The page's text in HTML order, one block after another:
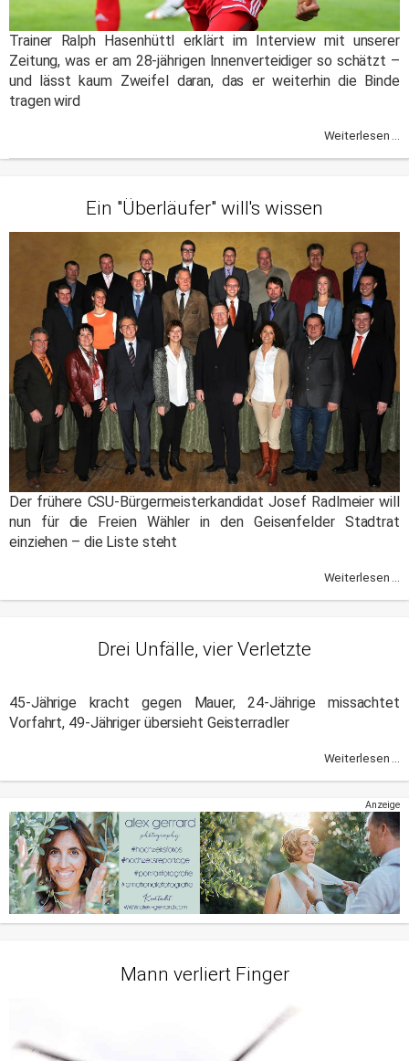
Trainer Ralph Hasenhüttl erklärt im Interview mit unserer
Zeitung, was er am 28-jährigen Innenverteidiger so schätzt –
und lässt kaum Zweifel daran, das er weiterhin die Binde
tragen wird
Weiterlesen ...
Ein "Überläufer" will's wissen
Der frühere CSU-Bürgermeisterkandidat Josef Radlmeier will
nun für die Freien Wähler in den Geisenfelder Stadtrat
einziehen – die Liste steht
Weiterlesen ...
Drei Unfälle, vier Verletzte
45-Jährige kracht gegen Mauer, 24-Jährige missachtet
Vorfahrt, 49-Jähriger übersieht Geisterradler
Weiterlesen ...
Anzeige
Mann verliert Finger